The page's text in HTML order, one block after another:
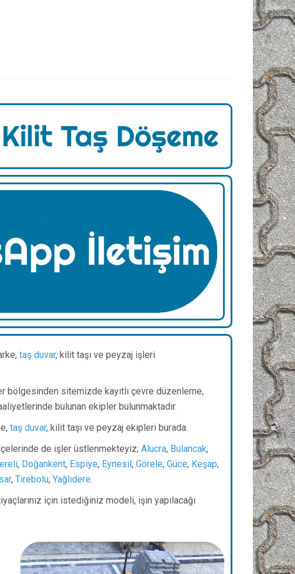
taş duvar, kilit taşı ve peyzaj işleri
bölgesinden sitemizde kayıtlı çevre düzenleme,
bulunan ekipler bulunmaktadır.
taş duvar, kilit taşı ve peyzaj ekipleri burada.
de işler üstlenmekteyiz; Alucra, Bulancak,
, Doğankent, Espiye, Eynesil , Görele, Güce, Keşap,
, Tirebolu, Yağlıdere.
için istediğiniz modeli, işin yapılacağı